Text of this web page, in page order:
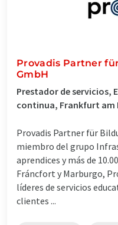
Provadis Partner
GmbH
Prestador de servicios,
continua, Frankfurt am
Provadis Partner für
miembro del grupo
aprendices y más de
Fráncfort y Marburgo,
líderes de servicios
clientes ...